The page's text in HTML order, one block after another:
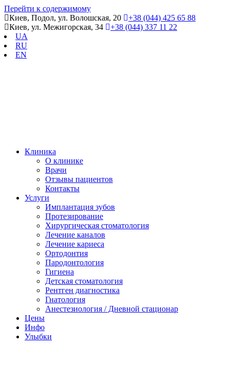
Перейти к содержимому
Киев, Подол, ул. Волошская, 20
+38 (044) 425 65 88
Киев, ул. Межигорская, 34
+38 (044) 337 11 22
UA
RU
EN
Клиника
О клинике
Врачи
Отзывы пациентов
Контакты
Услуги
Имплантация зубов
Протезирование
Хирургическая стоматология
Лечение каналов
Лечение кариеса
Ортодонтия
Пародонтология
Гигиена
Детская стоматология
Рентген диагностика
Гнатология
Анестезиология / Дневной стационар
Цены
Инфо
Улыбки